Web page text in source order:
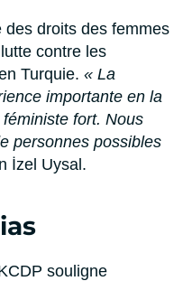
droits des femmes
contre les
Turquie. « La
importante en la
fort. Nous
personnes possibles
İzel Uysal.
souligne